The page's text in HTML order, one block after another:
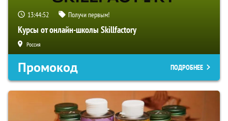
13:44:51 Получи первым!
Курсы от онлайн-школы Skillfactory
Россия
Промокод ПОДРОБНЕЕ